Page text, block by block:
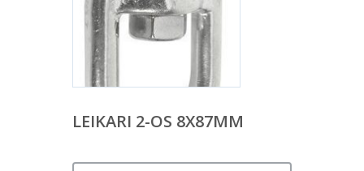
LEIKARI 2-OS 8X87MM